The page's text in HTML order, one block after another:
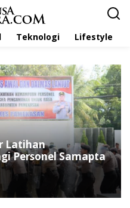
Teknologi Lifestyle
Latihan
Personel Samapta